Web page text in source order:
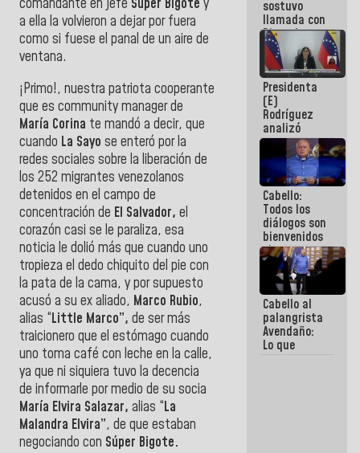
comandante en jefe Súper Bigote y
a ella la volvieron a dejar por fuera
como si fuese el panal de un aire de
ventana.
¡Primo!, nuestra patriota cooperante
que es community manager de
María Corina te mandó a decir, que
cuando La Sayo se enteró por la
redes sociales sobre la liberación de
los 252 migrantes venezolanos
detenidos en el campo de
concentración de El Salvador, el
corazón casi se le paraliza, esa
noticia le dolió más que cuando uno
tropieza el dedo chiquito del pie con
la pata de la cama, y por supuesto
acusó a su ex aliado, Marco Rubio,
alias “Little Marco”, de ser más
traicionero que el estómago cuando
uno toma café con leche en la calle,
ya que ni siquiera tuvo la decencia
de informarle por medio de su socia
María Elvira Salazar, alias “La
Malandra Elvira”, de que estaban
negociando con Súper Bigote.
sostuvo
llamada con
Dinorah
Figuera y
acuerdan
primer
encuentro
presencial
para el
diálogo
Presidenta
(E)
Rodríguez
analizó
junto a
gobernadores
planes de
recuperación
del Sistema
Eléctrico
Nacional
Cabello:
Todos los
diálogos son
bienvenidos
siempre que
estén en el
marco de la
Constitución
de la
República
Cabello al
palangrista
Avendaño:
Lo que